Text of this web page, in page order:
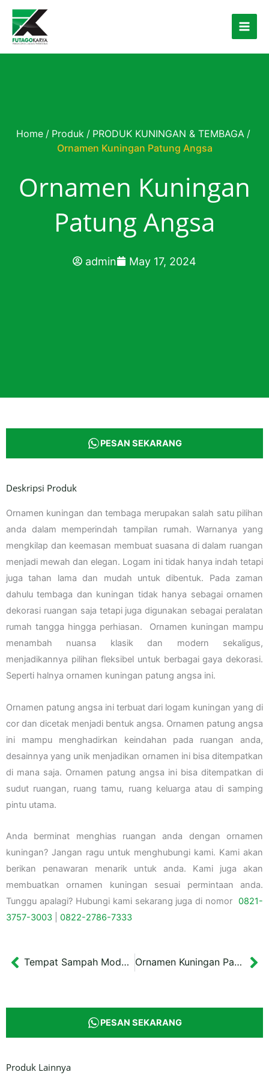
Skip to content
Home / Produk / PRODUK KUNINGAN & TEMBAGA /
Ornamen Kuningan Patung Angsa
Ornamen Kuningan
Patung Angsa
admin May 17, 2024
PESAN SEKARANG
Deskripsi Produk
Ornamen kuningan dan tembaga merupakan salah satu pilihan
anda dalam memperindah tampilan rumah. Warnanya yang
mengkilap dan keemasan membuat suasana di dalam ruangan
menjadi mewah dan elegan. Logam ini tidak hanya indah tetapi
juga tahan lama dan mudah untuk dibentuk. Pada zaman
dahulu tembaga dan kuningan tidak hanya sebagai ornamen
dekorasi ruangan saja tetapi juga digunakan sebagai peralatan
rumah tangga hingga perhiasan. Ornamen kuningan mampu
menambah nuansa klasik dan modern sekaligus,
menjadikannya pilihan fleksibel untuk berbagai gaya dekorasi.
Seperti halnya ornamen kuningan patung angsa ini.
Ornamen patung angsa ini terbuat dari logam kuningan yang di
cor dan dicetak menjadi bentuk angsa. Ornamen patung angsa
ini mampu menghadirkan keindahan pada ruangan anda,
desainnya yang unik menjadikan ornamen ini bisa ditempatkan
di mana saja. Ornamen patung angsa ini bisa ditempatkan di
sudut ruangan, ruang tamu, ruang keluarga atau di samping
pintu utama.
Anda berminat menghias ruangan anda dengan ornamen
kuningan? Jangan ragu untuk menghubungi kami. Kami akan
berikan penawaran menarik untuk anda. Kami juga akan
membuatkan ornamen kuningan sesuai permintaan anda.
Tunggu apalagi? Hubungi kami sekarang juga di nomor 0821-
3757-3003 0822-2786-7333
Prev Tempat Sampah Model Heritage Kuning 95 cm Ornamen Kuningan Patung Ayam
PESAN SEKARANG
Produk Lainnya